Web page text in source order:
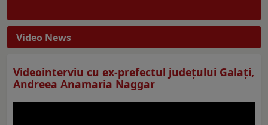
Video News
Videointerviu cu ex-prefectul judeţului Galaţi,
Andreea Anamaria Naggar